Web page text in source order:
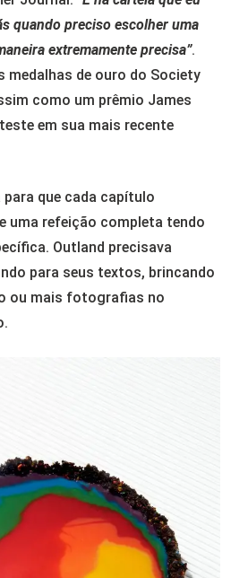
quando preciso escolher uma
extremamente precisa”.
medalhas de ouro do Society
como um prêmio James
em sua mais recente
que cada capítulo
uma refeição completa tendo
Outland precisava
para seus textos, brincando
ou mais fotografias no